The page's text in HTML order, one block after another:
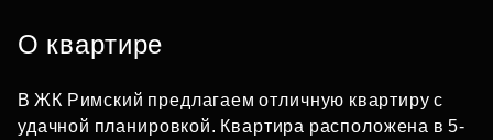
О квартире
В ЖК Римский предлагаем отличную квартиру с
удачной планировкой. Квартира расположена в 5-